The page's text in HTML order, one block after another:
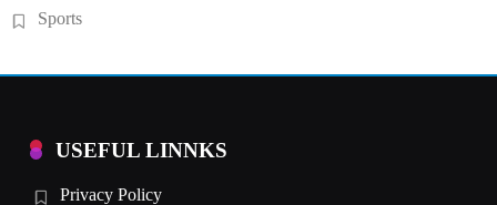
Sports
USEFUL LINNKS
Privacy Policy